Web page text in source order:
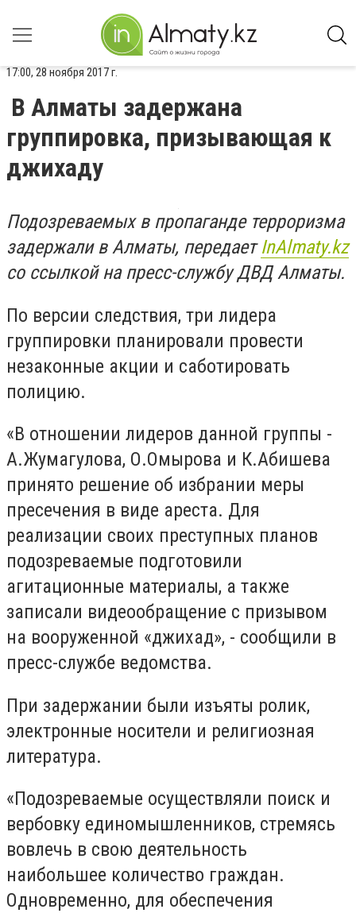
17:00, 28 ноября 2017 г.
В Алматы задержана
группировка, призывающая к
джихаду
Подозреваемых в пропаганде терроризма
задержали в Алматы, передаетInAlmaty.kz
со ссылкой на пресс-службу ДВД Алматы.
По версии следствия, три лидера
группировки планировали провести
незаконные акции и саботировать
полицию.
«В отношении лидеров данной группы -
А.Жумагулова, О.Омырова и К.Абишева
принято решение об избрании меры
пресечения в виде ареста. Для
реализации своих преступных планов
подозреваемые подготовили
агитационные материалы, а также
записали видеообращение с призывом
на вооруженной «джихад», - сообщили в
пресс-службе ведомства.
При задержании были изъяты ролик,
электронные носители и религиозная
литература.
«Подозреваемые осуществляли поиск и
вербовку единомышленников, стремясь
вовлечь в свою деятельность
наибольшее количество граждан.
Одновременно, для обеспечения